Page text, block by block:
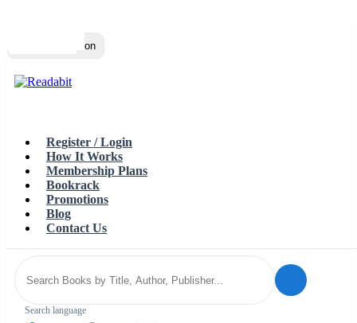
Toggle navigation
Register / Login
How It Works
Membership Plans
Bookrack
Promotions
Blog
Contact Us
Search language